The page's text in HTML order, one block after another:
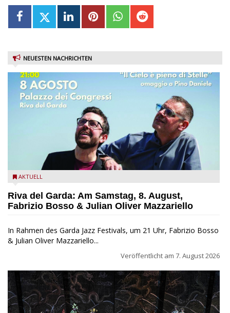
NEUESTEN NACHRICHTEN
Fabrizio Bosso & Julian Oliver Mazzariello zu Gast beim Garda
AKTUELL
Riva del Garda: Am Samstag, 8. August,
Fabrizio Bosso & Julian Oliver Mazzariello
In Rahmen des Garda Jazz Festivals, um 21 Uhr, Fabrizio Bosso
& Julian Oliver Mazzariello...
Veröffentlicht am 7. August 2026